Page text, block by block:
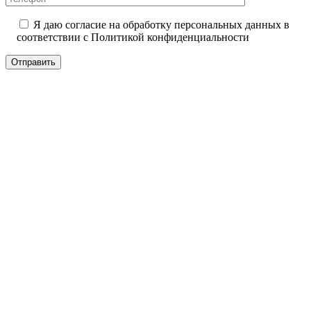
Я даю согласие на обработку персональных данных в
соответствии с Политикой конфиденциальности